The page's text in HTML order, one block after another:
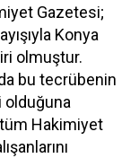
Gazetesi;
Konya
olmuştur.
bu tecrübenin
olduğuna
Hakimiyet